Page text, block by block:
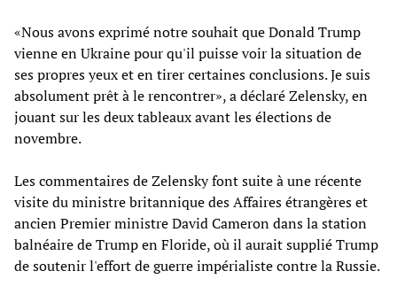
«Nous avons exprimé notre souhait que Donald Trump
vienne en Ukraine pour qu'il puisse voir la situation de
ses propres yeux et en tirer certaines conclusions. Je suis
absolument prêt à le rencontrer», a déclaré Zelensky, en
jouant sur les deux tableaux avant les élections de
novembre.
Les commentaires de Zelensky font suite à une récente
visite du ministre britannique des Affaires étrangères et
ancien Premier ministre David Cameron dans la station
balnéaire de Trump en Floride, où il aurait supplié Trump
de soutenir l'effort de guerre impérialiste contre la Russie.